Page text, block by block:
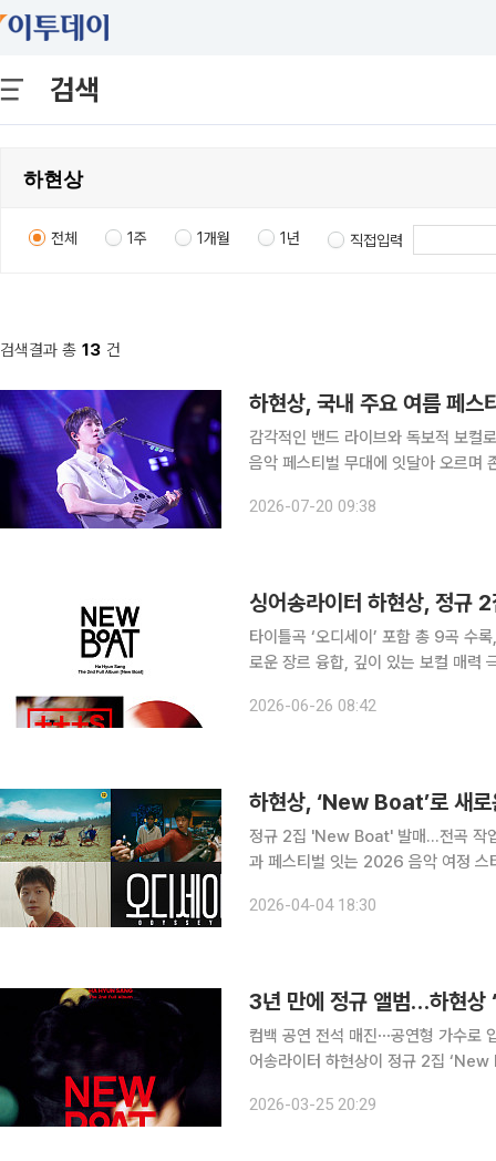
검색
전체 1주 1개월 1년 직접입력
검색결과 총 13 건
하현상, 국내 주요 여름 페
감각적인 밴드 라이브와 독보적 보컬로 공연 몰입도 높여 싱어송
음악 페스티벌 무대에 잇달아 오르며
사 웨이크원에 따르면 하현상은
2026-07-20 09:38
타이틀곡 ‘오디세이’ 포함 총 9곡 수
로운 장르 융합, 깊이 있는 보컬 매력 극대화 예고 싱어송라이터 하현상이
턴테이블 환경에 맞춰 새롭게 마스터
2026-06-26 08:42
하현상, ‘New Boat’로 새로
정규 2집 'New Boat' 발매…전곡 작
과 페스티벌 잇는 2026 음악 여정 스타트 싱어송라이터 하현상이 정규 2집 ‘New
께 아카이브 라이브, 다큐멘터리, 가
2026-04-04 18:30
3년 만에 정규 앨범…하현
컴백 공연 전석 매진⋯공연형 가수로
어송라이터 하현상이 정규 2집
최근 하현상은 공식 SNS를 통해 내
2026-03-25 20:29